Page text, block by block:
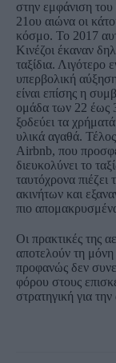
στην εμφάνιση
21ου αιώνα οι
κόσμο. Το 2017
Κινέζοι έκαναν
ταξίδια. Λιγότερο
υπερβολική
είναι επίσης η
ομάδα των 22 έως
ξοδεύει τα
υλικά αγαθά.
Airbnb, που
διευκολύνει το
ταυτόχρονα πιέζει
ακινήτων και
πιο
Οι πρακτικές της
αποτελούν τη
προφανώς δεν
φόρου στους
στρατηγική για